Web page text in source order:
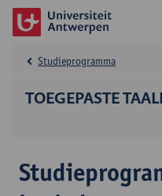
TOEGEPASTE
Studieprogramma